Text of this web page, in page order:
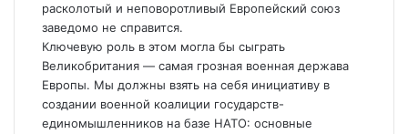
расколотый и неповоротливый Европейский союз
заведомо не справится.
Ключевую роль в этом могла бы сыграть
Великобритания — самая грозная военная держава
Европы. Мы должны взять на себя инициативу в
создании военной коалиции государств-
единомышленников на базе НАТО: основные